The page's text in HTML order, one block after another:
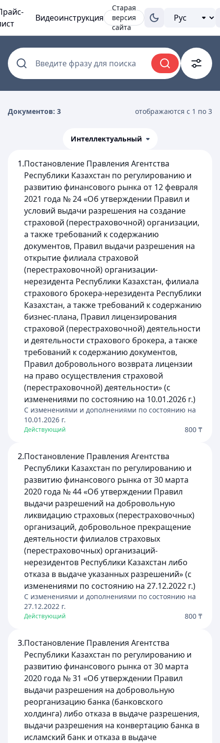
Видеоинструкция
Старая
версия
сайта
Введите фразу для поиска
Документов: 3 отображаются с 1 по 3
Интеллектуальный
1.Постановление Правления Агентства
Республики Казахстан по регулированию и
развитию финансового рынка от 12 февраля
2021 года № 24 «Об утверждении Правил и
условий выдачи разрешения на создание
страховой (перестраховочной) организации,
а также требований к содержанию
документов, Правил выдачи разрешения на
открытие филиала страховой
(перестраховочной) организации-
нерезидента Республики Казахстан, филиала
страхового брокера-нерезидента Республики
Казахстан, а также требований к содержанию
бизнес-плана, Правил лицензирования
страховой (перестраховочной) деятельности
и деятельности страхового брокера, а также
требований к содержанию документов,
Правил добровольного возврата лицензии
на право осуществления страховой
(перестраховочной) деятельности» (с
изменениями по состоянию на 10.01.2026 г.)
C изменениями и дополнениями по состоянию на
10.01.2026 г.
Действующий 800 ₸
2.Постановление Правления Агентства
Республики Казахстан по регулированию и
развитию финансового рынка от 30 марта
2020 года № 44 «Об утверждении Правил
выдачи разрешений на добровольную
ликвидацию страховых (перестраховочных)
организаций, добровольное прекращение
деятельности филиалов страховых
(перестраховочных) организаций-
нерезидентов Республики Казахстан либо
отказа в выдаче указанных разрешений» (с
изменениями по состоянию на 27.12.2022 г.)
C изменениями и дополнениями по состоянию на
27.12.2022 г.
Действующий 800 ₸
3.Постановление Правления Агентства
Республики Казахстан по регулированию и
развитию финансового рынка от 30 марта
2020 года № 31 «Об утверждении Правил
выдачи разрешения на добровольную
реорганизацию банка (банковского
холдинга) либо отказа в выдаче разрешения,
выдачи разрешения на конвертацию банка в
исламский банк и отказа в выдаче